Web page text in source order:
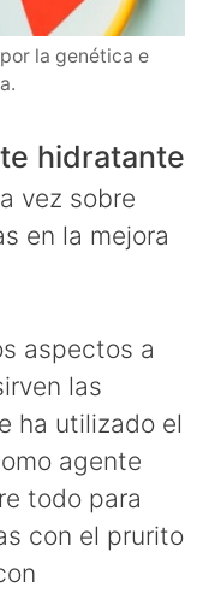
la genética e
hidratante
vez sobre
en la mejora
aspectos a
las
ha utilizado el
agente
todo para
con el prurito